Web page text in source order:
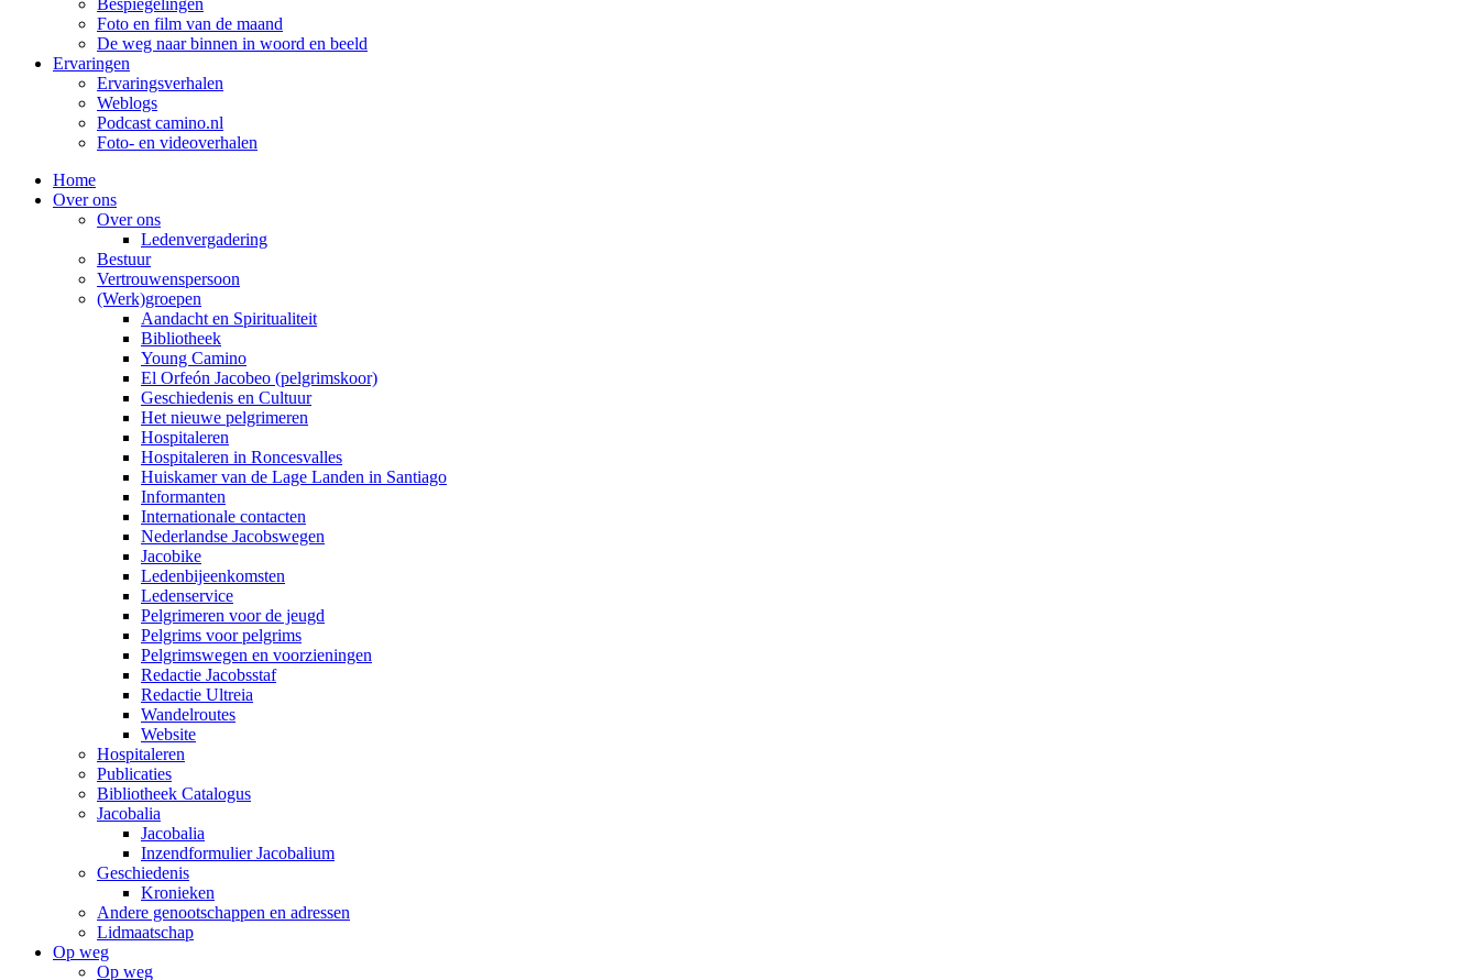
Bespiegelingen
Foto en film van de maand
De weg naar binnen in woord en beeld
Ervaringen
Ervaringsverhalen
Weblogs
Podcast camino.nl
Foto- en videoverhalen
Home
Over ons
Over ons
Ledenvergadering
Bestuur
Vertrouwenspersoon
(Werk)groepen
Aandacht en Spiritualiteit
Bibliotheek
Young Camino
El Orfeón Jacobeo (pelgrimskoor)
Geschiedenis en Cultuur
Het nieuwe pelgrimeren
Hospitaleren
Hospitaleren in Roncesvalles
Huiskamer van de Lage Landen in Santiago
Informanten
Internationale contacten
Nederlandse Jacobswegen
Jacobike
Ledenbijeenkomsten
Ledenservice
Pelgrimeren voor de jeugd
Pelgrims voor pelgrims
Pelgrimswegen en voorzieningen
Redactie Jacobsstaf
Redactie Ultreia
Wandelroutes
Website
Hospitaleren
Publicaties
Bibliotheek Catalogus
Jacobalia
Jacobalia
Inzendformulier Jacobalium
Geschiedenis
Kronieken
Andere genootschappen en adressen
Lidmaatschap
Op weg
Op weg